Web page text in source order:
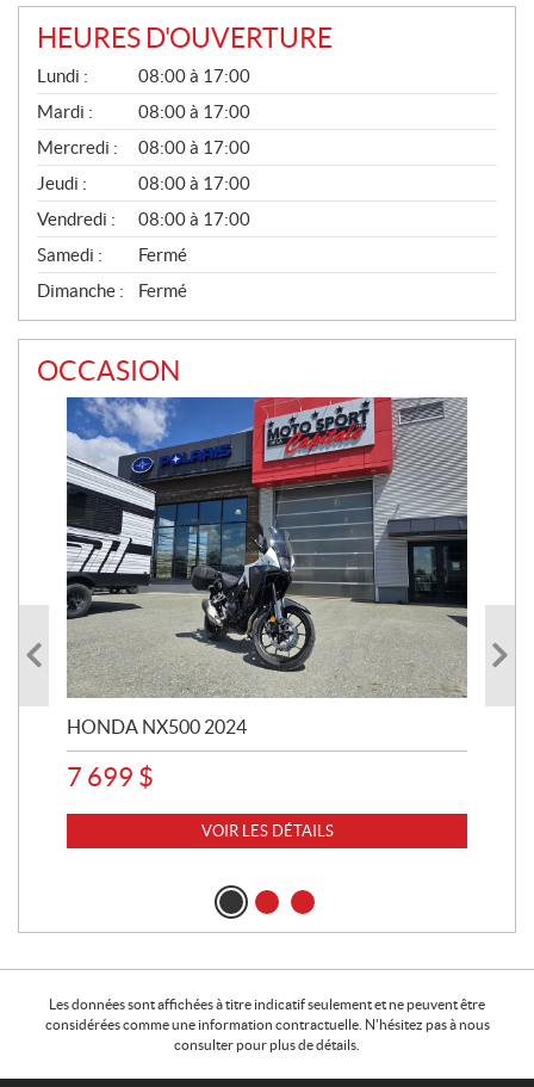
HEURES D'OUVERTURE
G
É
N
É
R
A
L
Lundi :
08:00 à 17:00
Mardi :
08:00 à 17:00
Mercredi :
08:00 à 17:00
Jeudi :
08:00 à 17:00
Vendredi :
08:00 à 17:00
Samedi :
Fermé
Dimanche :
Fermé
OCCASION
HONDA NX500 2024
7 699 $
VOIR LES DÉTAILS
Les données sont affichées à titre indicatif seulement et ne peuvent être
considérées comme une information contractuelle. N'hésitez pas à nous
consulter pour plus de détails.